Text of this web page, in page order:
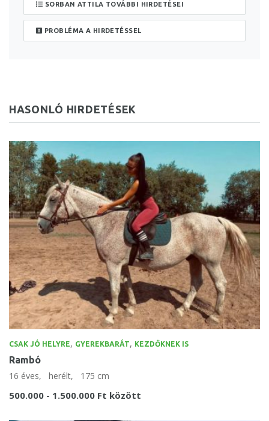
SORBAN ATTILA TOVÁBBI HIRDETÉSEI
PROBLÉMA A HIRDETÉSSEL
HASONLÓ HIRDETÉSEK
CSAK JÓ HELYRE, GYEREKBARÁT, KEZDŐKNEK IS
Rambó
16 éves, herélt, 175 cm
500.000 - 1.500.000 Ft között